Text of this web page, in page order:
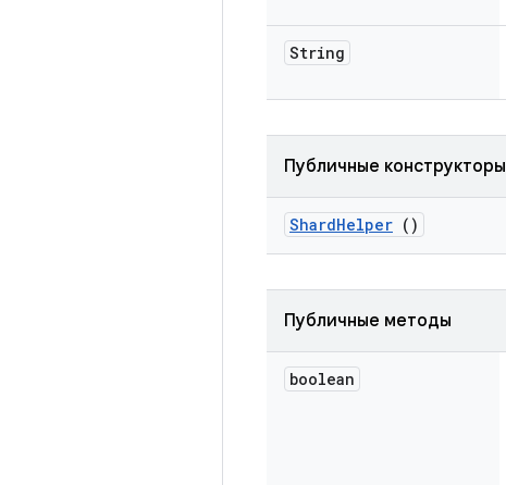
String
Публичные конструкторы
ShardHelper ()
Публичные методы
boolean